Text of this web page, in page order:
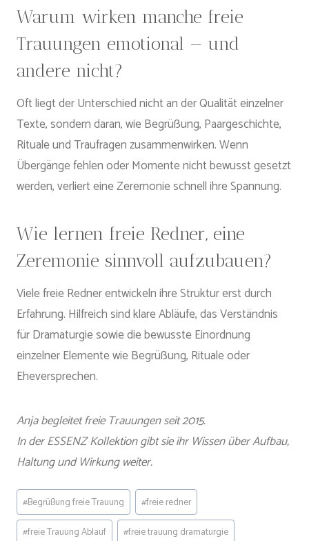
Warum wirken manche freie
Trauungen emotional — und
andere nicht?
Oft liegt der Unterschied nicht an der Qualität einzelner
Texte, sondern daran, wie Begrüßung, Paargeschichte,
Rituale und Traufragen zusammenwirken. Wenn
Übergänge fehlen oder Momente nicht bewusst gesetzt
werden, verliert eine Zeremonie schnell ihre Spannung.
Wie lernen freie Redner, eine
Zeremonie sinnvoll aufzubauen?
Viele freie Redner entwickeln ihre Struktur erst durch
Erfahrung. Hilfreich sind klare Abläufe, das Verständnis
für Dramaturgie sowie die bewusste Einordnung
einzelner Elemente wie Begrüßung, Rituale oder
Eheversprechen.
Anja begleitet freie Trauungen seit 2015.
In der ESSENZ Kollektion gibt sie ihr Wissen über Aufbau,
Haltung und Wirkung weiter.
Schlagworte:
#Begrüßung freie Trauung #freie redner
#freie Trauung Ablauf #freie trauung dramaturgie